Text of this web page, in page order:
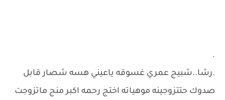
.
.رشا..شبيج عمري غسوقه ياعيني هسه شصار قابل
صدوك حتتزوجينه موهياته اختج رحمه اكبر منج ماتزوجت